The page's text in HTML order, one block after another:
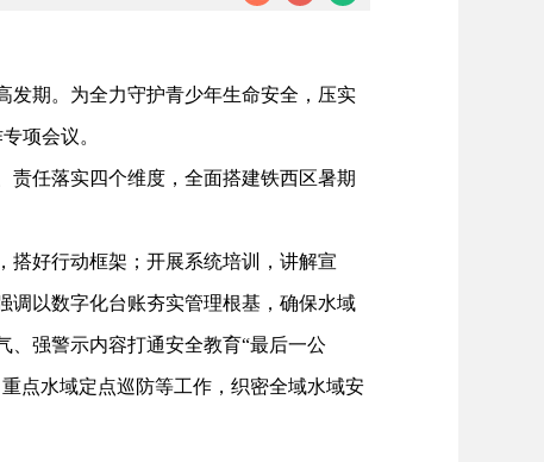
期。为全力守护青少年生命安全，压实
项会议。
任落实四个维度，全面搭建铁西区暑期
好行动框架；开展系统培训，讲解宣
调以数字化台账夯实管理根基，确保水域
、强警示内容打通安全教育“最后一公
点水域定点巡防等工作，织密全域水域安